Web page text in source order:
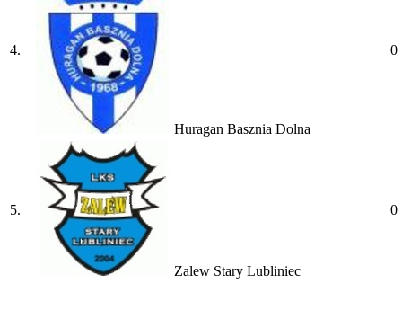
4.
Huragan Basznia Dolna
0
5.
Zalew Stary Lubliniec
0